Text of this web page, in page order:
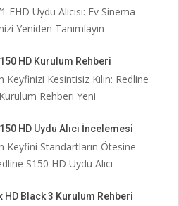
FHD Uydu Alıcısı: Ev Sinema
Yeniden Tanımlayın
HD Kurulum Rehberi
Keyfinizi Kesintisiz Kılın: Redline
Rehberi Yeni
HD Uydu Alıcı İncelemesi
Keyfini Standartların Ötesine
S150 HD Uydu Alıcı
HD Black 3 Kurulum Rehberi